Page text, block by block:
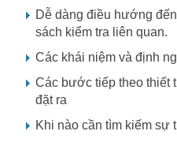
Dễ dàng điều hướng
sách kiểm tra liên quan.
Các khái niệm và định
Các bước tiếp theo thiết
đặt ra
Khi nào cần tìm kiếm sự